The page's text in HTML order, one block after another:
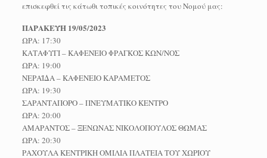
επισκεφθεί τις κάτωθι τοπικές κοινότητες του Νομού μας:
ΠΑΡΑΚΕΥΗ 19/05/2023
ΩΡΑ: 17:30
ΚΑΤΑΦΥΓΙ – ΚΑΦΕΝΕΙΟ ΦΡΑΓΚΟΣ ΚΩΝ/ΝΟΣ
ΩΡΑ: 19:00
ΝΕΡΑΪΔΑ – ΚΑΦΕΝΕΙΟ ΚΑΡΑΜΕΤΟΣ
ΩΡΑ: 19:30
ΣΑΡΑΝΤΑΠΟΡΟ – ΠΝΕΥΜΑΤΙΚΟ ΚΕΝΤΡΟ
ΩΡΑ: 20:00
ΑΜΑΡΑΝΤΟΣ – ΞΕΝΩΝΑΣ ΝΙΚΟΛΟΠΟΥΛΟΣ ΘΩΜΑΣ
ΩΡΑ: 20:30
ΡΑΧΟΥΛΑ ΚΕΝΤΡΙΚΗ ΟΜΙΛΙΑ ΠΛΑΤΕΙΑ ΤΟΥ ΧΩΡΙΟΥ